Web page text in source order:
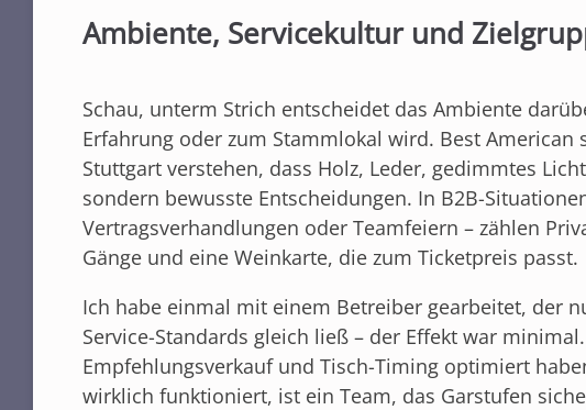
Ambiente, Servicekultur und
Schau, unterm Strich entscheidet das Ambiente
Erfahrung oder zum Stammlokal wird. Best
Stuttgart verstehen, dass Holz, Leder, gedimmtes
sondern bewusste Entscheidungen. In B2B-
Vertragsverhandlungen oder Teamfeiern – zählen
Gänge und eine Weinkarte, die zum Ticketpreis passt.
Ich habe einmal mit einem Betreiber gearbeitet, der
Service-Standards gleich ließ – der Effekt war
Empfehlungsverkauf und Tisch-Timing optimiert
wirklich funktioniert, ist ein Team, das Garstufen